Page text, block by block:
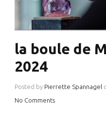
la boule de
2024
Posted by Pierrette Spannagel
No Comments